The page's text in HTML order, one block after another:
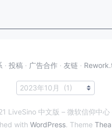
· 投稿 · 广告合作 · 友链 ·
LiveSino 中文版 – 微软信仰中心
with WordPress. Theme Thea